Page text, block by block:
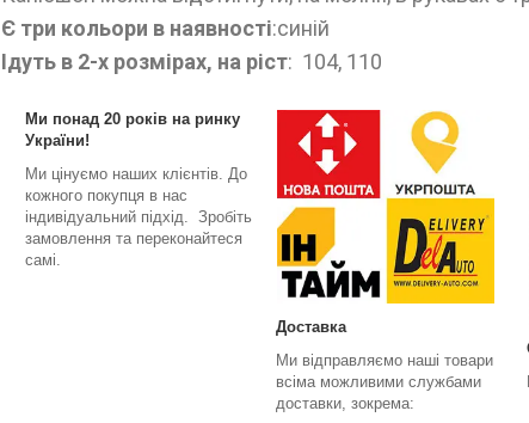
Є три кольори в наявності:синій
Ідуть в 2-х розмірах, на ріст: 104, 110
Ми понад 20 років на ринку
України!
Ми цінуємо наших клієнтів. До
кожного покупця в нас
індивідуальний підхід. Зробіть
замовлення та переконайтеся
самі.
Доставка
Ми відправляємо наші товари
всіма можливими службами
доставки, зокрема: